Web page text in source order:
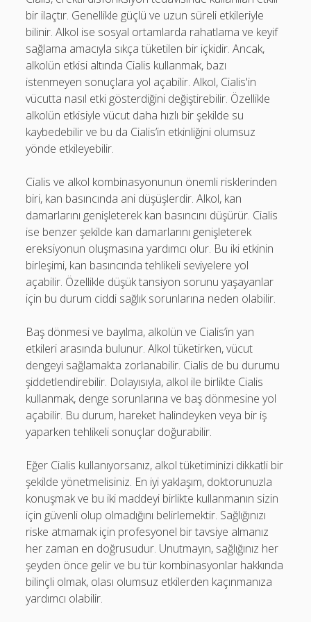
bir ilaçtır. Genellikle güçlü ve uzun süreli etkileriyle
bilinir. Alkol ise sosyal ortamlarda rahatlama ve keyif
sağlama amacıyla sıkça tüketilen bir içkidir. Ancak,
alkolün etkisi altında Cialis kullanmak, bazı
istenmeyen sonuçlara yol açabilir. Alkol, Cialis'in
vücutta nasıl etki gösterdiğini değiştirebilir. Özellikle
alkolün etkisiyle vücut daha hızlı bir şekilde su
kaybedebilir ve bu da Cialis’in etkinliğini olumsuz
yönde etkileyebilir.
Cialis ve alkol kombinasyonunun önemli risklerinden
biri, kan basıncında ani düşüşlerdir. Alkol, kan
damarlarını genişleterek kan basıncını düşürür. Cialis
ise benzer şekilde kan damarlarını genişleterek
ereksiyonun oluşmasına yardımcı olur. Bu iki etkinin
birleşimi, kan basıncında tehlikeli seviyelere yol
açabilir. Özellikle düşük tansiyon sorunu yaşayanlar
için bu durum ciddi sağlık sorunlarına neden olabilir.
Baş dönmesi ve bayılma, alkolün ve Cialis’in yan
etkileri arasında bulunur. Alkol tüketirken, vücut
dengeyi sağlamakta zorlanabilir. Cialis de bu durumu
şiddetlendirebilir. Dolayısıyla, alkol ile birlikte Cialis
kullanmak, denge sorunlarına ve baş dönmesine yol
açabilir. Bu durum, hareket halindeyken veya bir iş
yaparken tehlikeli sonuçlar doğurabilir.
Eğer Cialis kullanıyorsanız, alkol tüketiminizi dikkatli bir
şekilde yönetmelisiniz. En iyi yaklaşım, doktorunuzla
konuşmak ve bu iki maddeyi birlikte kullanmanın sizin
için güvenli olup olmadığını belirlemektir. Sağlığınızı
riske atmamak için profesyonel bir tavsiye almanız
her zaman en doğrusudur. Unutmayın, sağlığınız her
şeyden önce gelir ve bu tür kombinasyonlar hakkında
bilinçli olmak, olası olumsuz etkilerden kaçınmanıza
yardımcı olabilir.